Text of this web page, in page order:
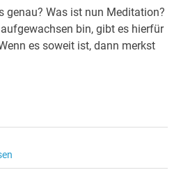
genau? Was ist nun Meditation?
bin, gibt es hierfür
es soweit ist, dann merkst